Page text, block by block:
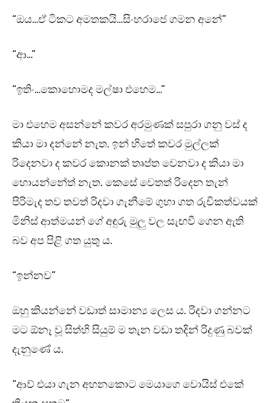
“ඔය…ඒ ටිකට අමතකයි…සිංහරාජෙ ගමන අනේ”
“ආ…”
“ඉතිං…කොහොමද මල්ෂා එහෙම…”
මා එහෙම අසන්නේ කවර අරමුණක් සපුරා ගනු වස් ද
කියා මා දන්නේ නැත. ඉන් හිතේ කවර මුල්ලක්
රිදෙනවා ද කවර කොනක් තෘප්ත වෙනවා ද කියා මා
හොයන්නේත් නැත. කෙසේ වෙතත් රිදෙන තැන්
පිරිමැද තව තවත් රිදවා ගැනීමේ ගුහා ගත රුචිකත්වයක්
මිනිස් ආත්මයන් ගේ අඳුරු මුලු වල සැඟවී ගෙන ඇති
බව අප පිළි ගත යුතු ය.
“ඉන්නව”
ඔහු කියන්නේ වඩාත් සාමාන්‍ය ලෙස ය. රිදවා ගන්නට
මට ඕනෑ වූ සිත්හි සියුම් ම තැන වඩා තදින් රිදුණු බවක්
දැනුණේ ය.
“ආව් එයා ගැන අහනකොට මෙයාගෙ වොයිස් එකේ